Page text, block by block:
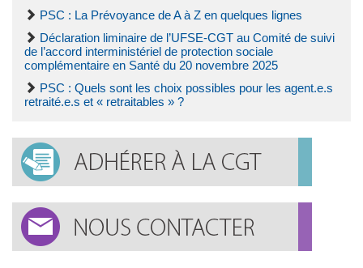
PSC : La Prévoyance de A à Z en quelques lignes
Déclaration liminaire de l’UFSE-CGT au Comité de suivi
de l’accord interministériel de protection sociale
complémentaire en Santé du 20 novembre 2025
PSC : Quels sont les choix possibles pour les agent.e.s
retraité.e.s et « retraitables » ?